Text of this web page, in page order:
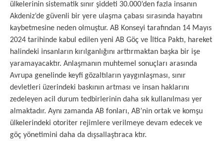
ülkelerinin sistematik sınır şiddeti 30.000’den fazla insanın
Akdeniz’de güvenli bir yere ulaşma çabası sırasında hayatını
kaybetmesine neden olmuştur. AB Konseyi tarafından 14 Mayıs
2024 tarihinde kabul edilen yeni AB Göç ve İltica Paktı, hareket
halindeki insanların kırılganlığını arttırmaktan başka bir işe
yaramayacaktır. Anlaşmanın muhtemel sonuçları arasında
Avrupa genelinde keyfi gözaltıların yaygınlaşması, sınır
devletleri üzerindeki baskının artması ve insan haklarını
zedeleyen acil durum tedbirlerinin daha sık kullanılması yer
almaktadır. Aynı zamanda AB fonları, AB’nin ortak ve komşu
ülkelerindeki otoriter rejimlere verilmeye devam edecek ve
göç yönetimini daha da dışsallaştıraca ktır.